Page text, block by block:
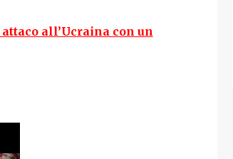
all’Ucraina con un